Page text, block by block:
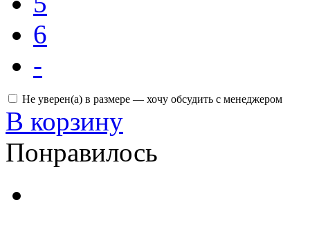
6
-
Не уверен(а) в размере — хочу обсудить с менеджером
В корзину
Понравилось